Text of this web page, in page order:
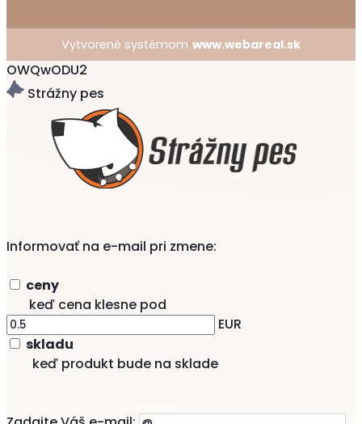
Vytvorené systémom www.webareal.sk
OWQwODU2
Strážny pes
Informovať na e-mail pri zmene:
ceny
keď cena klesne pod
EUR
skladu
keď produkt bude na sklade